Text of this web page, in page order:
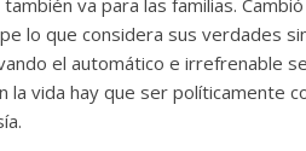
lo que considera sus verdades
el automático e irrefrenable
vida hay que ser políticamente